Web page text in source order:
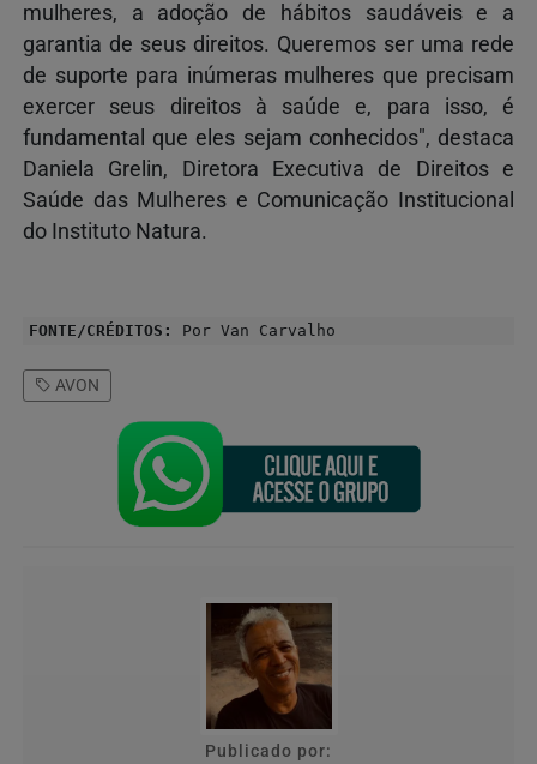
mulheres, a adoção de hábitos saudáveis e a
garantia de seus direitos. Queremos ser uma rede
de suporte para inúmeras mulheres que precisam
exercer seus direitos à saúde e, para isso, é
fundamental que eles sejam conhecidos", destaca
Daniela Grelin, Diretora Executiva de Direitos e
Saúde das Mulheres e Comunicação Institucional
do Instituto Natura.
FONTE/CRÉDITOS: Por Van Carvalho
AVON
Publicado por: